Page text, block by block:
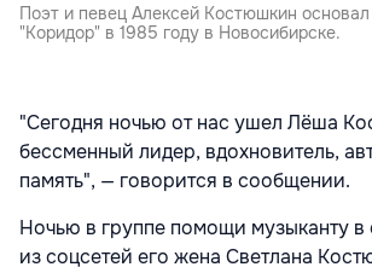
Поэт и певец Алексей Костюшкин
"Коридор" в 1985 году в Новосибирске.
"Сегодня ночью от нас ушел Лёша
бессменный лидер, вдохновитель,
память", — говорится в сообщении.
Ночью в группе помощи музыканту в
из соцсетей его жена Светлана